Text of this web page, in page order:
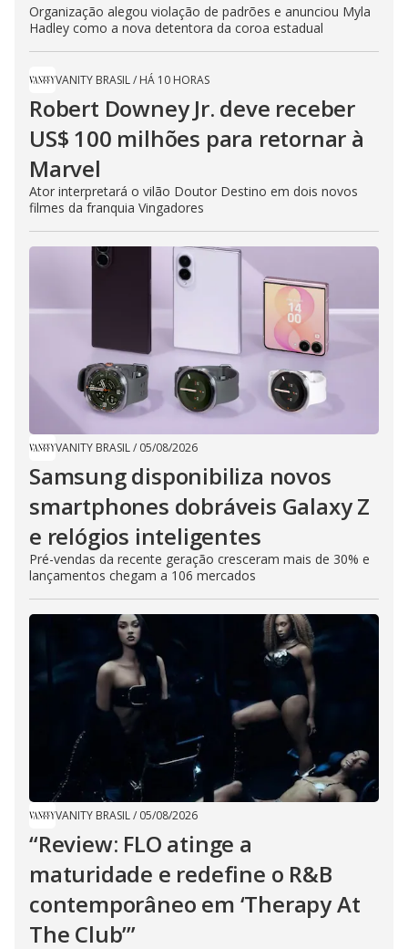
Organização alegou violação de padrões e anunciou Myla
Hadley como a nova detentora da coroa estadual
VANITY BRASIL/ HÁ 10 HORAS
Robert Downey Jr. deve receber
US$ 100 milhões para retornar à
Marvel
Ator interpretará o vilão Doutor Destino em dois novos
filmes da franquia Vingadores
VANITY BRASIL/ 05/08/2026
Samsung disponibiliza novos
smartphones dobráveis Galaxy Z
e relógios inteligentes
Pré-vendas da recente geração cresceram mais de 30% e
lançamentos chegam a 106 mercados
VANITY BRASIL/ 05/08/2026
“Review: FLO atinge a
maturidade e redefine o R&B
contemporâneo em ‘Therapy At
The Club’”